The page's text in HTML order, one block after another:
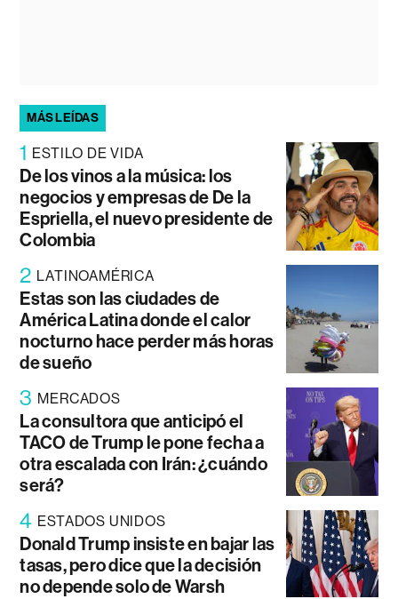
MÁS LEÍDAS
1 ESTILO DE VIDA
De los vinos a la música: los
negocios y empresas de De la
Espriella, el nuevo presidente de
Colombia
2 LATINOAMÉRICA
Estas son las ciudades de
América Latina donde el calor
nocturno hace perder más horas
de sueño
3 MERCADOS
La consultora que anticipó el
TACO de Trump le pone fecha a
otra escalada con Irán: ¿cuándo
será?
4 ESTADOS UNIDOS
Donald Trump insiste en bajar las
tasas, pero dice que la decisión
no depende solo de Warsh